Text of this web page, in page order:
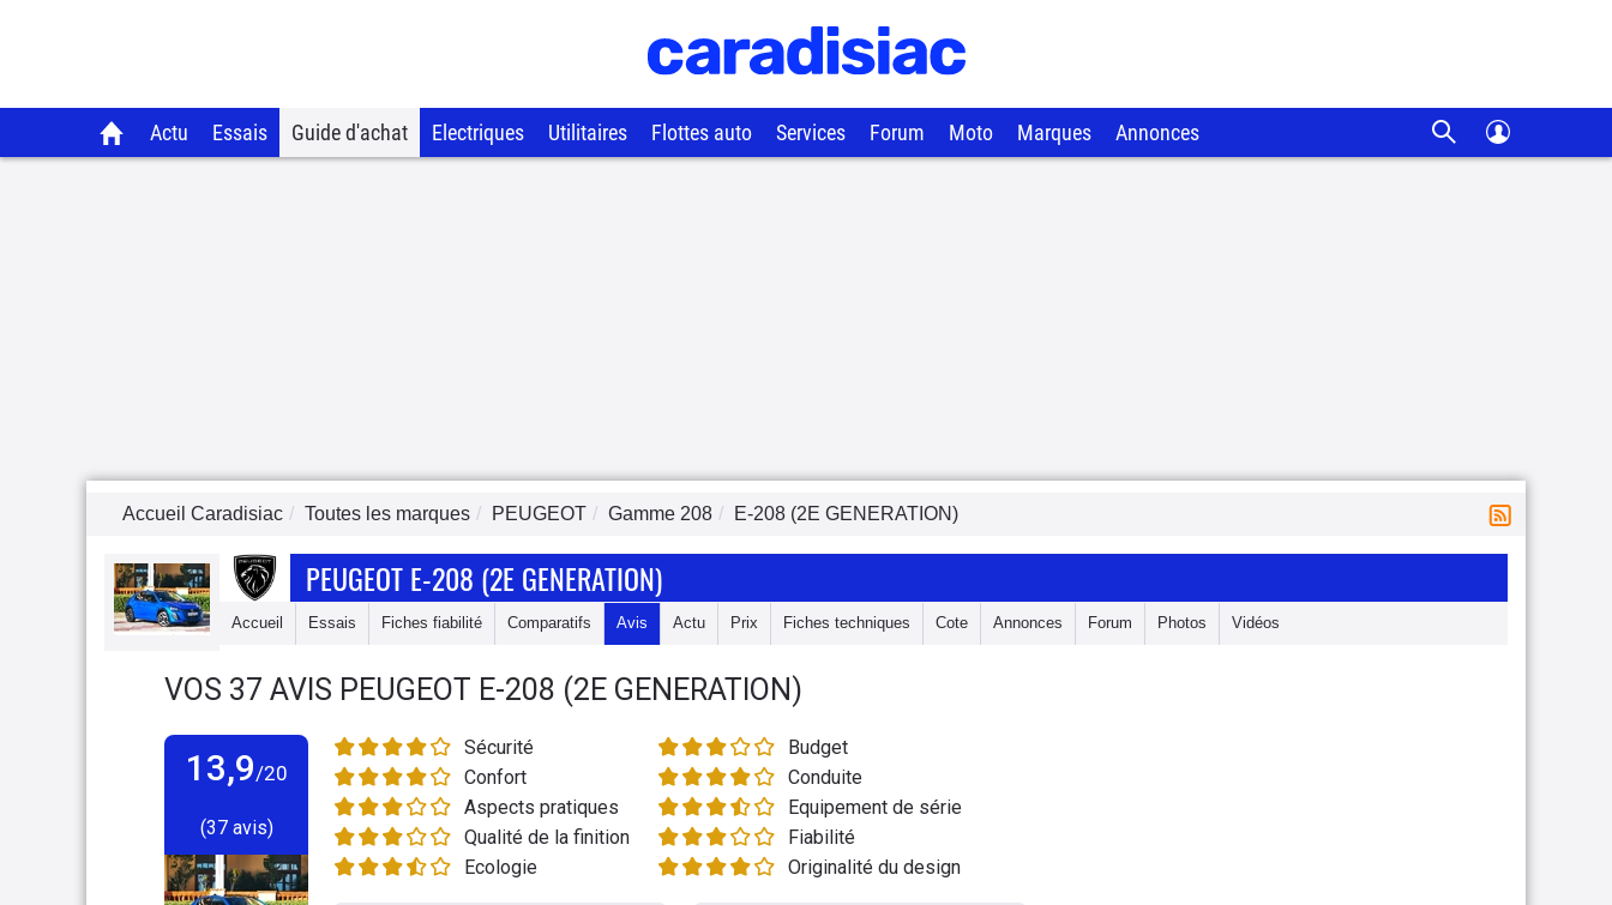
Actu Essais Guide d'achat Electriques Utilitaires Flottes auto Services Forum Moto Marques Annonces
Accueil Caradisiac Toutes les marques PEUGEOT Gamme 208 E-208 (2E GENERATION)
PEUGEOT E-208 (2E GENERATION)
Accueil Essais Fiches fiabilité Comparatifs Avis Actu Prix Fiches techniques Cote Annonces Forum Photos Vidéos
VOS 37 AVIS PEUGEOT E-208 (2E GENERATION)
13,9/20
(37 avis)
Sécurité
Budget
Confort
Conduite
Aspects pratiques
Equipement de série
Qualité de la finition
Fiabilité
Ecologie
Originalité du design